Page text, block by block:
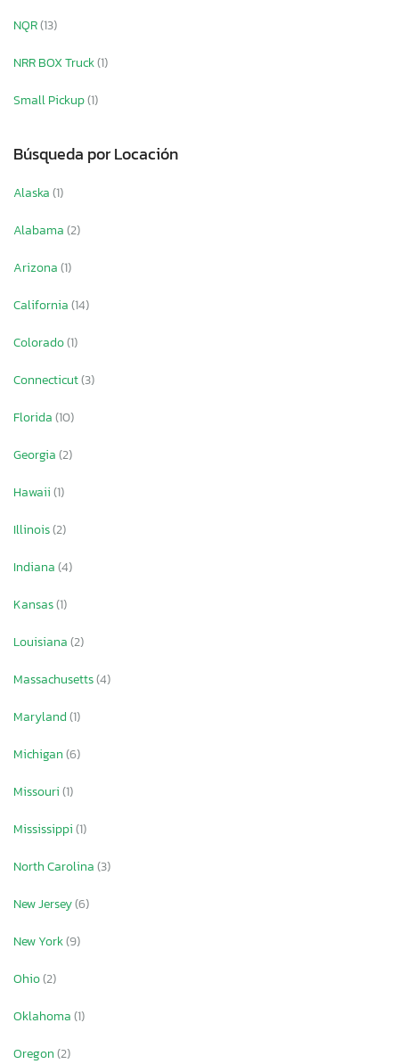
NQR(13)
NRR BOX Truck(1)
Small Pickup(1)
Búsqueda por Locación
Alaska(1)
Alabama(2)
Arizona(1)
California(14)
Colorado(1)
Connecticut(3)
Florida(10)
Georgia(2)
Hawaii(1)
Illinois(2)
Indiana(4)
Kansas(1)
Louisiana(2)
Massachusetts(4)
Maryland(1)
Michigan(6)
Missouri(1)
Mississippi(1)
North Carolina(3)
New Jersey(6)
New York(9)
Ohio(2)
Oklahoma(1)
Oregon(2)